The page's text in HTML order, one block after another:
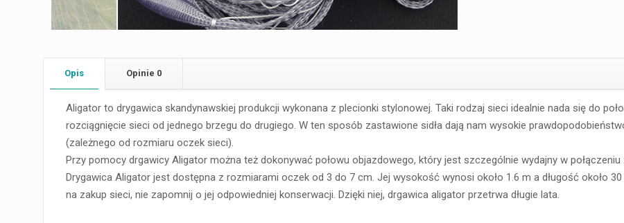
Opis Opinie 0
Aligator to drygawica skandynawskiej produkcji wykonana z plecionki stylonowej. Taki rodzaj sieci idealnie nada się do
rozciągnięcie sieci od jednego brzegu do drugiego. W ten sposób zastawione sidła dają nam wysokie
(zależnego od rozmiaru oczek sieci).
Przy pomocy drgawicy Aligator można też dokonywać połowu objazdowego, który jest szczególnie wydajny w połączeniu
Drygawica Aligator jest dostępna z rozmiarami oczek od 3 do 7 cm. Jej wysokość wynosi około 1.6 m a długość około
na zakup sieci, nie zapomnij o jej odpowiedniej konserwacji. Dzięki niej, drgawica aligator przetrwa długie lata.